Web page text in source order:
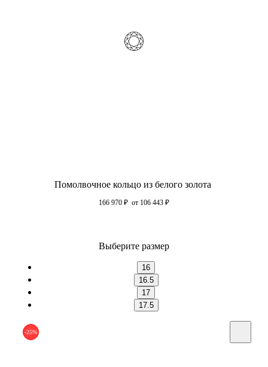
Помолвочное кольцо из белого золота
166 970 ₽ от 106 443 ₽
Выберите размер
16
16.5
17
17.5
-25%